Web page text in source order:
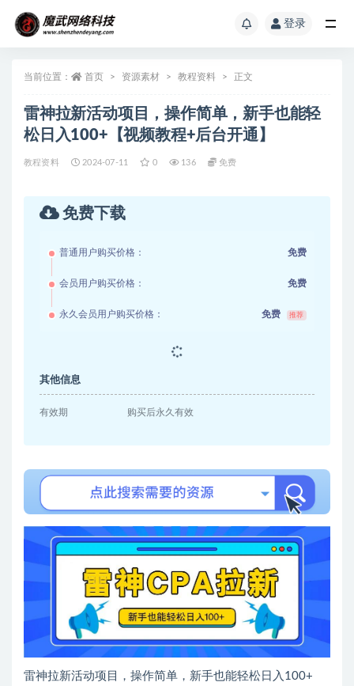
登录
当前位置： 首页 资源素材 教程资料 正文
雷神拉新活动项目，操作简单，新手也能轻
松日入100+【视频教程+后台开通】
教程资料 2024-07-11 0 136 免费
免费下载
普通用户购买价格： 免费
会员用户购买价格： 免费
永久会员用户购买价格： 免费 推荐
其他信息
有效期 购买后永久有效
雷神拉新活动项目，操作简单，新手也能轻松日入100+